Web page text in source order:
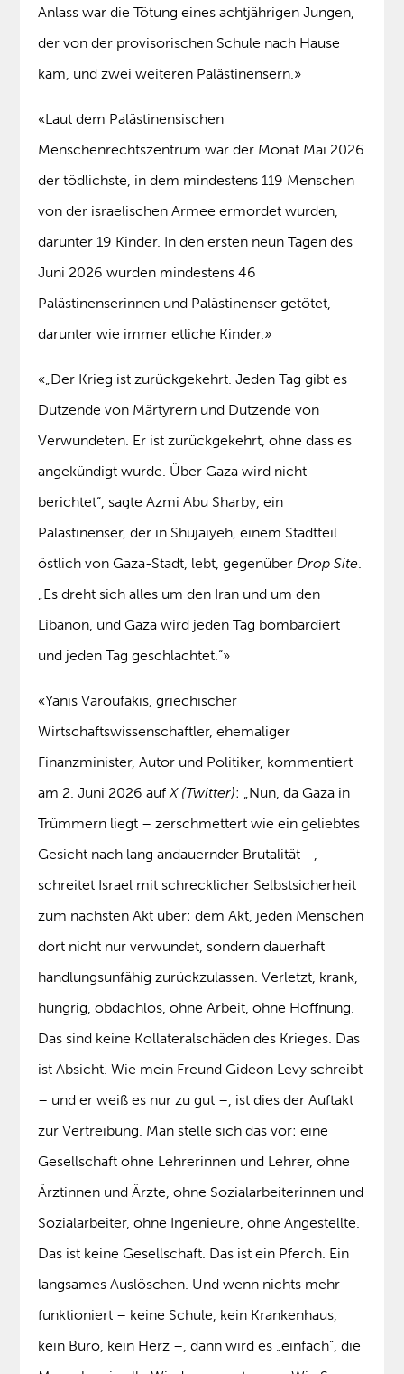
Anlass war die Tötung eines achtjährigen Jungen,
der von der provisorischen Schule nach Hause
kam, und zwei weiteren Palästinensern.»
«Laut dem Palästinensischen
Menschenrechtszentrum war der Monat Mai 2026
der tödlichste, in dem mindestens 119 Menschen
von der israelischen Armee ermordet wurden,
darunter 19 Kinder. In den ersten neun Tagen des
Juni 2026 wurden mindestens 46
Palästinenserinnen und Palästinenser getötet,
darunter wie immer etliche Kinder.»
«„Der Krieg ist zurückgekehrt. Jeden Tag gibt es
Dutzende von Märtyrern und Dutzende von
Verwundeten. Er ist zurückgekehrt, ohne dass es
angekündigt wurde. Über Gaza wird nicht
berichtet“, sagte Azmi Abu Sharby, ein
Palästinenser, der in Shujaiyeh, einem Stadtteil
östlich von Gaza-Stadt, lebt, gegenüberDrop Site.
„Es dreht sich alles um den Iran und um den
Libanon, und Gaza wird jeden Tag bombardiert
und jeden Tag geschlachtet.“»
«Yanis Varoufakis, griechischer
Wirtschaftswissenschaftler, ehemaliger
Finanzminister, Autor und Politiker, kommentiert
am 2. Juni 2026 aufX (Twitter): „Nun, da Gaza in
Trümmern liegt – zerschmettert wie ein geliebtes
Gesicht nach lang andauernder Brutalität –,
schreitet Israel mit schrecklicher Selbstsicherheit
zum nächsten Akt über: dem Akt, jeden Menschen
dort nicht nur verwundet, sondern dauerhaft
handlungsunfähig zurückzulassen. Verletzt, krank,
hungrig, obdachlos, ohne Arbeit, ohne Hoffnung.
Das sind keine Kollateralschäden des Krieges. Das
ist Absicht. Wie mein Freund Gideon Levy schreibt
– und er weiß es nur zu gut –, ist dies der Auftakt
zur Vertreibung. Man stelle sich das vor: eine
Gesellschaft ohne Lehrerinnen und Lehrer, ohne
Ärztinnen und Ärzte, ohne Sozialarbeiterinnen und
Sozialarbeiter, ohne Ingenieure, ohne Angestellte.
Das ist keine Gesellschaft. Das ist ein Pferch. Ein
langsames Auslöschen. Und wenn nichts mehr
funktioniert – keine Schule, kein Krankenhaus,
kein Büro, kein Herz –, dann wird es „einfach“, die